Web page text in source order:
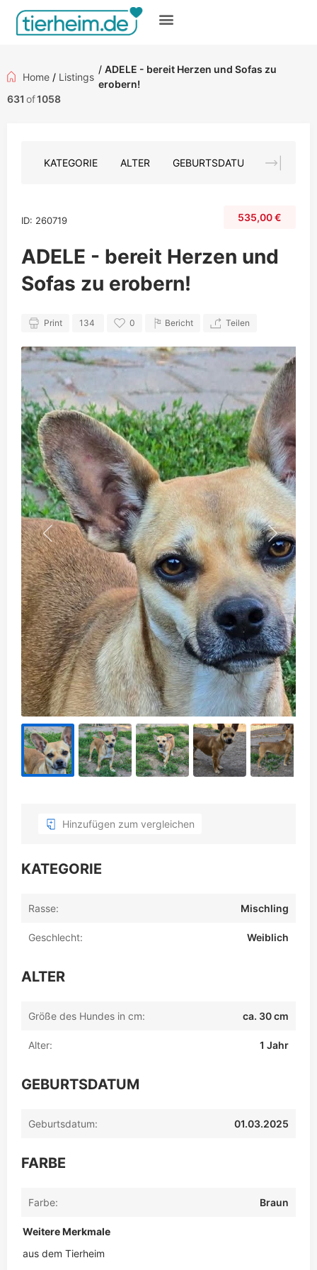
Home / Listings
/ ADELE - bereit Herzen und Sofas zu
erobern!
631 of1058
KATEGORIE ALTER GEBURTSDATUM FARBE
ID: 260719 535,00€
ADELE - bereit Herzen und
Sofas zu erobern!
Print 134 0 Bericht Teilen
Hinzufügen zum vergleichen
KATEGORIE
Rasse: Mischling
Geschlecht: Weiblich
ALTER
Größe des Hundes in cm: ca. 30 cm
Alter: 1 Jahr
GEBURTSDATUM
Geburtsdatum: 01.03.2025
FARBE
Farbe: Braun
Weitere Merkmale
aus dem Tierheim